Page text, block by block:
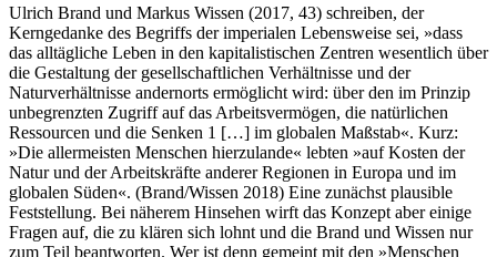
Ulrich Brand und Markus Wissen (2017, 43) schreiben, der
Kerngedanke des Begriffs der imperialen Lebensweise sei, »dass
das alltägliche Leben in den kapitalistischen Zentren wesentlich über
die Gestaltung der gesellschaftlichen Verhältnisse und der
Naturverhältnisse andernorts ermöglicht wird: über den im Prinzip
unbegrenzten Zugriff auf das Arbeitsvermögen, die natürlichen
Ressourcen und die Senken 1 […] im globalen Maßstab«. Kurz:
»Die allermeisten Menschen hierzulande« lebten »auf Kosten der
Natur und der Arbeitskräfte anderer Regionen in Europa und im
globalen Süden«. (Brand/Wissen 2018) Eine zunächst plausible
Feststellung. Bei näherem Hinsehen wirft das Konzept aber einige
Fragen auf, die zu klären sich lohnt und die Brand und Wissen nur
zum Teil beantworten. Wer ist denn gemeint mit den »Menschen